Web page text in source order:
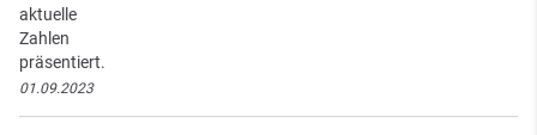
aktuelle
Zahlen
präsentiert.
01.09.2023